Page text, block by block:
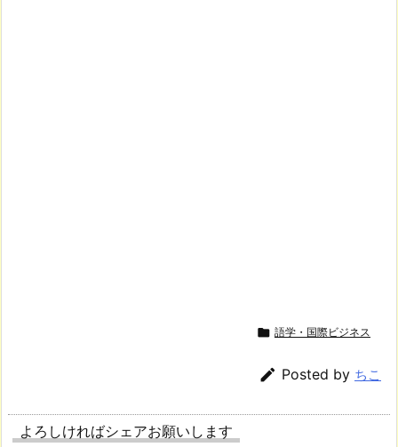
 語学・国際ビジネス
 Posted by ちこ
よろしければシェアお願いします